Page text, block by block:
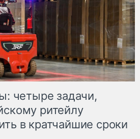
четыре задачи,
ритейлу
в кратчайшие сроки